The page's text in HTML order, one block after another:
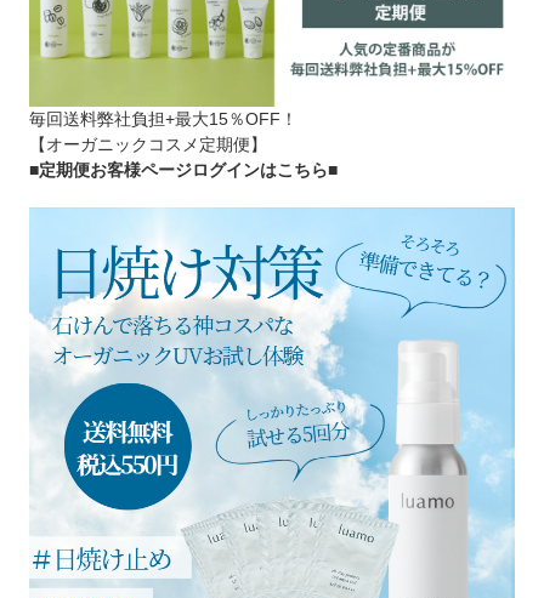
毎回送料弊社負担+最大15％OFF！
【オーガニックコスメ定期便】
■定期便お客様ページログインはこちら■